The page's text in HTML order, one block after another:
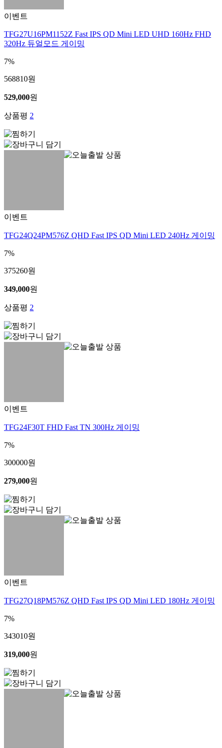
이벤트
TFG27U16PM1152Z Fast IPS QD Mini LED UHD 160Hz FHD
320Hz 듀얼모드 게이밍
7%
568810원
529,000원
상품평 2
이벤트
TFG24Q24PM576Z QHD Fast IPS QD Mini LED 240Hz 게이밍
7%
375260원
349,000원
상품평 2
이벤트
TFG24F30T FHD Fast TN 300Hz 게이밍
7%
300000원
279,000원
이벤트
TFG27Q18PM576Z QHD Fast IPS QD Mini LED 180Hz 게이밍
7%
343010원
319,000원